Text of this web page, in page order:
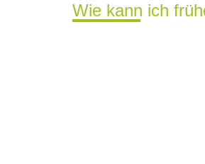
Wie kann ich